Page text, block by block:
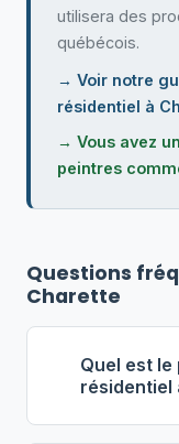
utilisera des
québécois.
→ Voir notre
résidentiel à
→ Vous avez
peintres
Questions
Charette
Quel est
résidentiel
À